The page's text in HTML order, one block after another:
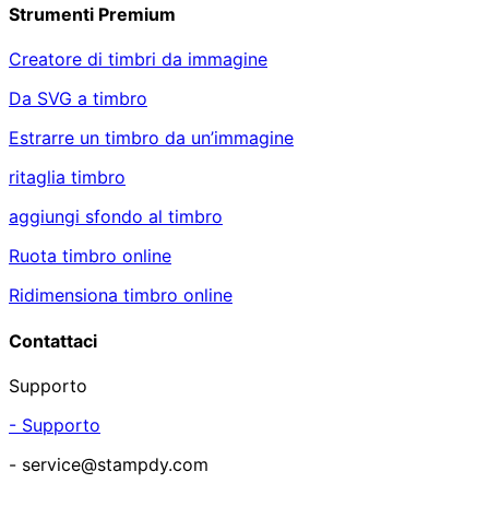
Strumenti Premium
Creatore di timbri da immagine
Da SVG a timbro
Estrarre un timbro da un’immagine
ritaglia timbro
aggiungi sfondo al timbro
Ruota timbro online
Ridimensiona timbro online
Contattaci
Supporto
- Supporto
- service@stampdy.com